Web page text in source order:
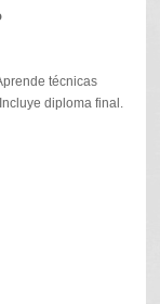
técnicas
diploma final.